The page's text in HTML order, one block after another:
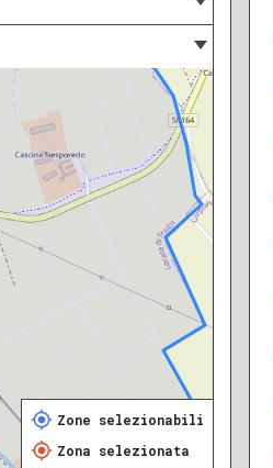
Zone selezionabili
Zona selezionata